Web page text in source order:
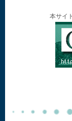
本サイ